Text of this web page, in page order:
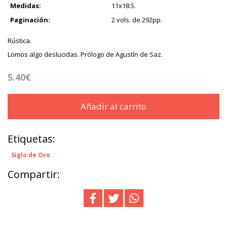
Medidas:
11x18.5.
Paginación:
2 vols. de 292pp.
Rústica.
Lomos algo deslucidas. Prólogo de Agustín de Saz.
5.40€
Añadir al carrito
Etiquetas:
Siglo de Oro
Compartir: